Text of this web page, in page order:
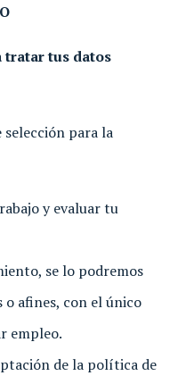
tratar tus datos
selección para la
y evaluar tu
se lo podremos
o afines, con el único
empleo.
de la política de